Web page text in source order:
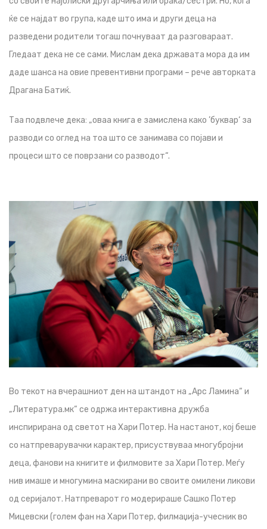
ќе се најдат во група, каде што има и други деца на
разведени родители тогаш почнуваат да разговараат.
Гледаат дека не се сами. Мислам дека државата мора да им
даде шанса на овие превентивни програми – рече авторката
Драгана Батиќ.
Таа подвлече дека: „оваа книга е замислена како ’буквар‘ за
разводи со оглед на тоа што се занимава со појави и
процеси што се поврзани со разводот“.
Во текот на вчерашниот ден на штандот на „Арс Ламина“ и
„Литература.мк“ се одржа интерактивна дружба
инспирирана од светот на Хари Потер. На настанот, кој беше
со натпреварувачки карактер, присуствуваа многубројни
деца, фанови на книгите и филмовите за Хари Потер. Меѓу
нив имаше и многумина маскирани во своите омилени ликови
од серијалот. Натпреварот го модерираше Сашко Потер
Мицевски (голем фан на Хари Потер, филмаџија-учесник во